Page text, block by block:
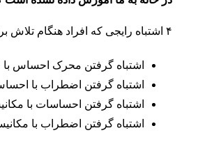
۴ اشتباه رایجی که افراد هنگام تلاش برای درک حالت درونی شان مرتکب می شوند عبارت اند از:
اشتباه گرفتن محرک احساس
اشتباه گرفتن اضطراب با
اشتباه گرفتن احساسات با
اشتباه گرفتن اضطراب با